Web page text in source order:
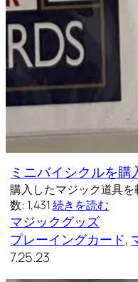
ミニバイシクルを購
購入したマジック道具
数: 1,431続きを読む
マジックグッズ
プレーイングカード,
7.25.23